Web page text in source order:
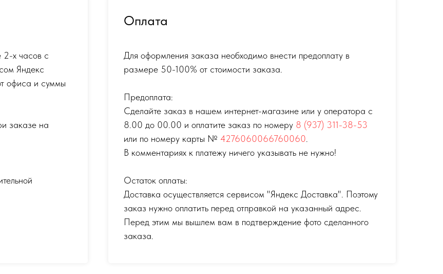
2-х часов с
Яндекс
офиса и суммы
заказе на
Оплата
Для оформления заказа необходимо внести предоплату в
размере 50-100% от стоимости заказа.
Предоплата:
Сделайте заказ в нашем интернет-магазине или у оператора с
8.00 до 00.00 и оплатите заказ по номеру 8 (937) 311-38-53
или по номеру карты № 4276060066760060
В комментариях к платежу ничего указывать не нужно!
Остаток оплаты:
Доставка осуществляется сервисом "Яндекс Доставка". Поэтому
заказ нужно оплатить перед отправкой на указанный адрес.
Перед этим мы вышлем вам в подтверждение фото сделанного
заказа.